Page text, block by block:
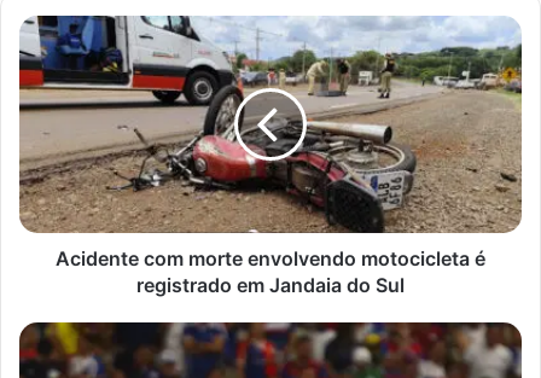
Acidente
com
morte
envolvendo
motocicleta
é
registrado
em
Jandaia
Acidente com morte envolvendo motocicleta é
registrado em Jandaia do Sul
Flamengo
antecipa